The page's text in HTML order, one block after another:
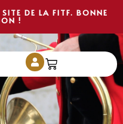
DE LA FITF. BONNE
!